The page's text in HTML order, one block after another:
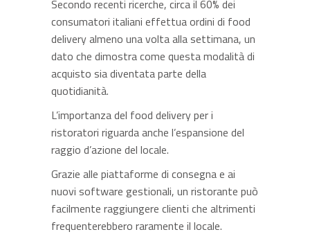
Secondo recenti ricerche, circa il 60% dei
consumatori italiani effettua ordini di food
delivery almeno una volta alla settimana, un
dato che dimostra come questa modalità di
acquisto sia diventata parte della
quotidianità.
L’importanza del food delivery per i
ristoratori riguarda anche l’espansione del
raggio d’azione del locale.
Grazie alle piattaforme di consegna e ai
nuovi software gestionali, un ristorante può
facilmente raggiungere clienti che altrimenti
frequenterebbero raramente il locale.